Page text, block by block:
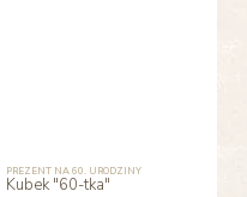
PREZENT NA 60. URODZINY
Kubek "60-tka"